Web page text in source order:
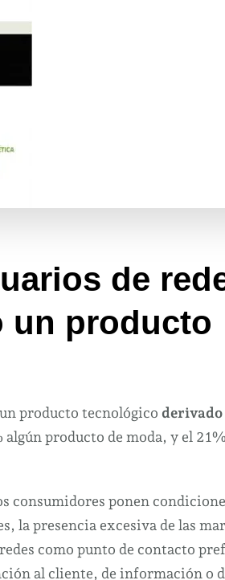
de
un producto
producto tecnológico derivado
producto de moda, y el
consumidores ponen
la presencia excesiva de las
como punto de contacto
al cliente, de información o